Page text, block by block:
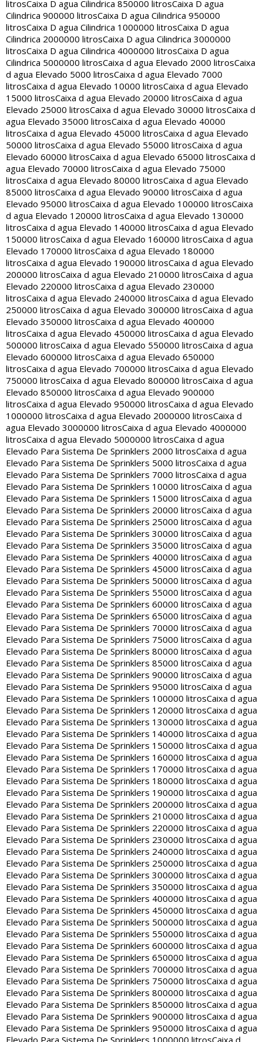
litrosCaixa D agua Cilindrica 850000 litrosCaixa D agua
Cilindrica 900000 litrosCaixa D agua Cilindrica 950000
litrosCaixa D agua Cilindrica 1000000 litrosCaixa D agua
Cilindrica 2000000 litrosCaixa D agua Cilindrica 3000000
litrosCaixa D agua Cilindrica 4000000 litrosCaixa D agua
Cilindrica 5000000 litrosCaixa d agua Elevado 2000 litrosCaixa
d agua Elevado 5000 litrosCaixa d agua Elevado 7000
litrosCaixa d agua Elevado 10000 litrosCaixa d agua Elevado
15000 litrosCaixa d agua Elevado 20000 litrosCaixa d agua
Elevado 25000 litrosCaixa d agua Elevado 30000 litrosCaixa d
agua Elevado 35000 litrosCaixa d agua Elevado 40000
litrosCaixa d agua Elevado 45000 litrosCaixa d agua Elevado
50000 litrosCaixa d agua Elevado 55000 litrosCaixa d agua
Elevado 60000 litrosCaixa d agua Elevado 65000 litrosCaixa d
agua Elevado 70000 litrosCaixa d agua Elevado 75000
litrosCaixa d agua Elevado 80000 litrosCaixa d agua Elevado
85000 litrosCaixa d agua Elevado 90000 litrosCaixa d agua
Elevado 95000 litrosCaixa d agua Elevado 100000 litrosCaixa
d agua Elevado 120000 litrosCaixa d agua Elevado 130000
litrosCaixa d agua Elevado 140000 litrosCaixa d agua Elevado
150000 litrosCaixa d agua Elevado 160000 litrosCaixa d agua
Elevado 170000 litrosCaixa d agua Elevado 180000
litrosCaixa d agua Elevado 190000 litrosCaixa d agua Elevado
200000 litrosCaixa d agua Elevado 210000 litrosCaixa d agua
Elevado 220000 litrosCaixa d agua Elevado 230000
litrosCaixa d agua Elevado 240000 litrosCaixa d agua Elevado
250000 litrosCaixa d agua Elevado 300000 litrosCaixa d agua
Elevado 350000 litrosCaixa d agua Elevado 400000
litrosCaixa d agua Elevado 450000 litrosCaixa d agua Elevado
500000 litrosCaixa d agua Elevado 550000 litrosCaixa d agua
Elevado 600000 litrosCaixa d agua Elevado 650000
litrosCaixa d agua Elevado 700000 litrosCaixa d agua Elevado
750000 litrosCaixa d agua Elevado 800000 litrosCaixa d agua
Elevado 850000 litrosCaixa d agua Elevado 900000
litrosCaixa d agua Elevado 950000 litrosCaixa d agua Elevado
1000000 litrosCaixa d agua Elevado 2000000 litrosCaixa d
agua Elevado 3000000 litrosCaixa d agua Elevado 4000000
litrosCaixa d agua Elevado 5000000 litrosCaixa d agua
Elevado Para Sistema De Sprinklers 2000 litrosCaixa d agua
Elevado Para Sistema De Sprinklers 5000 litrosCaixa d agua
Elevado Para Sistema De Sprinklers 7000 litrosCaixa d agua
Elevado Para Sistema De Sprinklers 10000 litrosCaixa d agua
Elevado Para Sistema De Sprinklers 15000 litrosCaixa d agua
Elevado Para Sistema De Sprinklers 20000 litrosCaixa d agua
Elevado Para Sistema De Sprinklers 25000 litrosCaixa d agua
Elevado Para Sistema De Sprinklers 30000 litrosCaixa d agua
Elevado Para Sistema De Sprinklers 35000 litrosCaixa d agua
Elevado Para Sistema De Sprinklers 40000 litrosCaixa d agua
Elevado Para Sistema De Sprinklers 45000 litrosCaixa d agua
Elevado Para Sistema De Sprinklers 50000 litrosCaixa d agua
Elevado Para Sistema De Sprinklers 55000 litrosCaixa d agua
Elevado Para Sistema De Sprinklers 60000 litrosCaixa d agua
Elevado Para Sistema De Sprinklers 65000 litrosCaixa d agua
Elevado Para Sistema De Sprinklers 70000 litrosCaixa d agua
Elevado Para Sistema De Sprinklers 75000 litrosCaixa d agua
Elevado Para Sistema De Sprinklers 80000 litrosCaixa d agua
Elevado Para Sistema De Sprinklers 85000 litrosCaixa d agua
Elevado Para Sistema De Sprinklers 90000 litrosCaixa d agua
Elevado Para Sistema De Sprinklers 95000 litrosCaixa d agua
Elevado Para Sistema De Sprinklers 100000 litrosCaixa d agua
Elevado Para Sistema De Sprinklers 120000 litrosCaixa d agua
Elevado Para Sistema De Sprinklers 130000 litrosCaixa d agua
Elevado Para Sistema De Sprinklers 140000 litrosCaixa d agua
Elevado Para Sistema De Sprinklers 150000 litrosCaixa d agua
Elevado Para Sistema De Sprinklers 160000 litrosCaixa d agua
Elevado Para Sistema De Sprinklers 170000 litrosCaixa d agua
Elevado Para Sistema De Sprinklers 180000 litrosCaixa d agua
Elevado Para Sistema De Sprinklers 190000 litrosCaixa d agua
Elevado Para Sistema De Sprinklers 200000 litrosCaixa d agua
Elevado Para Sistema De Sprinklers 210000 litrosCaixa d agua
Elevado Para Sistema De Sprinklers 220000 litrosCaixa d agua
Elevado Para Sistema De Sprinklers 230000 litrosCaixa d agua
Elevado Para Sistema De Sprinklers 240000 litrosCaixa d agua
Elevado Para Sistema De Sprinklers 250000 litrosCaixa d agua
Elevado Para Sistema De Sprinklers 300000 litrosCaixa d agua
Elevado Para Sistema De Sprinklers 350000 litrosCaixa d agua
Elevado Para Sistema De Sprinklers 400000 litrosCaixa d agua
Elevado Para Sistema De Sprinklers 450000 litrosCaixa d agua
Elevado Para Sistema De Sprinklers 500000 litrosCaixa d agua
Elevado Para Sistema De Sprinklers 550000 litrosCaixa d agua
Elevado Para Sistema De Sprinklers 600000 litrosCaixa d agua
Elevado Para Sistema De Sprinklers 650000 litrosCaixa d agua
Elevado Para Sistema De Sprinklers 700000 litrosCaixa d agua
Elevado Para Sistema De Sprinklers 750000 litrosCaixa d agua
Elevado Para Sistema De Sprinklers 800000 litrosCaixa d agua
Elevado Para Sistema De Sprinklers 850000 litrosCaixa d agua
Elevado Para Sistema De Sprinklers 900000 litrosCaixa d agua
Elevado Para Sistema De Sprinklers 950000 litrosCaixa d agua